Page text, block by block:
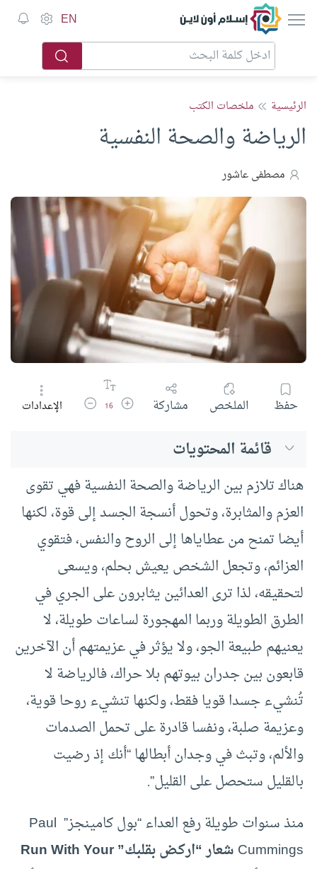
إسلام أون لاين EN
الرئيسية ملخصات الكتب
الرياضة والصحة النفسية
مصطفى عاشور
حفظ الملخص مشاركة زيادة حجم الخط
16 تقليل حجم الخط
الإعدادات
قائمة المحتويات
هناك تلازم بين الرياضة والصحة النفسية فهي تقوى
العزم والمثابرة، وتحول أنسجة الجسد إلى قوة، لكنها
أيضا تمنح من عطاياها إلى الروح والنفس، فتقوي
العزائم، وتجعل الشخص يعيش بحلم، ويسعى
لتحقيقه، لذا ترى العدائين يثابرون على الجري في
الطرق الطويلة وربما المهجورة لساعات طويلة، لا
يعنيهم طبيعة الجو، ولا يؤثر في عزيمتهم أن الآخرين
قابعون بين جدران بيوتهم بلا حراك، فالرياضة لا
تُنشيء جسدا قويا فقط، ولكنها تنشيء روحا قوية،
وعزيمة صلبة، ونفسا قادرة على تحمل الصدمات
والألم، وتبث في وجدان أبطالها “أنك إذ رضيت
بالقليل ستحصل على القليل”.
منذ سنوات طويلة رفع العداء “بول كامينجز” Paul
Cummings
شعار “اركض بقلبك” Run With Your